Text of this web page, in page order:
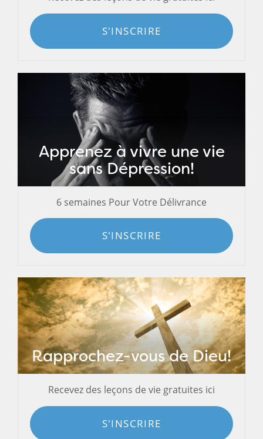
S'INSCRIRE
Apprenez à vivre une vie
sans Dépression!
6 semaines Pour Votre Délivrance
S'INSCRIRE
Rapprochez-vous de Dieu!
Recevez des leçons de vie gratuites ici
S'INSCRIRE